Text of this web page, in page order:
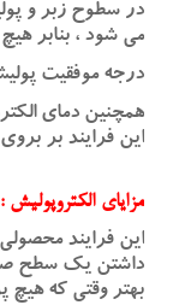
در سطوح زبر و
می شود ، بنابر
درجه موفقیت
همچنین دمای
این فرایند بر
مزایای الکتروپولیش :
این فرایند
داشتن یک سطح
بهتر وقتی که